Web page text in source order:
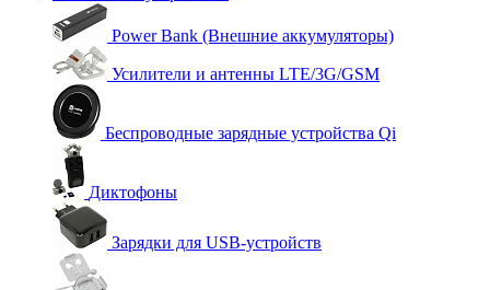
Power Bank (Внешние аккумуляторы)
Усилители и антенны LTE/3G/GSM
Беспроводные зарядные устройства Qi
Диктофоны
Зарядки для USB-устройств